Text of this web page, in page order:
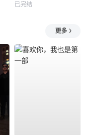
已完结
更多